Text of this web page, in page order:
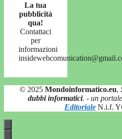
La tua
pubblicità
qua!
Contattaci
per
informazioni
© 2025 Mondoinformatico.eu,
dubbi informatici. - un
Editoriale N.i.f.